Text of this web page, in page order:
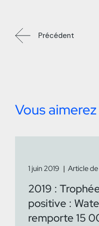
Précédent
Vous
1 juin 2019 Article
2019 :
positive :
remporte 15